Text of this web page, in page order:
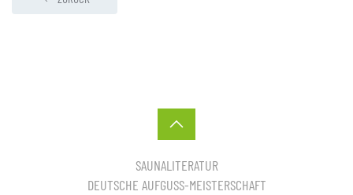
SAUNALITERATUR
DEUTSCHE AUFGUSS-MEISTERSCHAFT